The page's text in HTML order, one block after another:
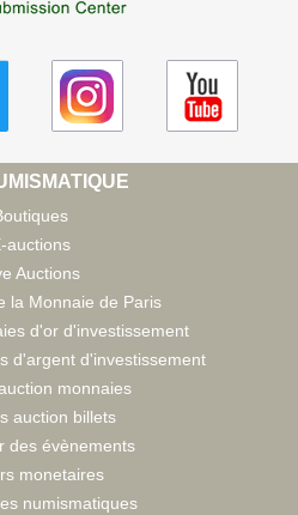
auctions
Auctions
la Monnaie de Paris
d'or d'investissement
d'argent d'investissement
monnaies
auction billets
des évènements
monetaires
numismatiques